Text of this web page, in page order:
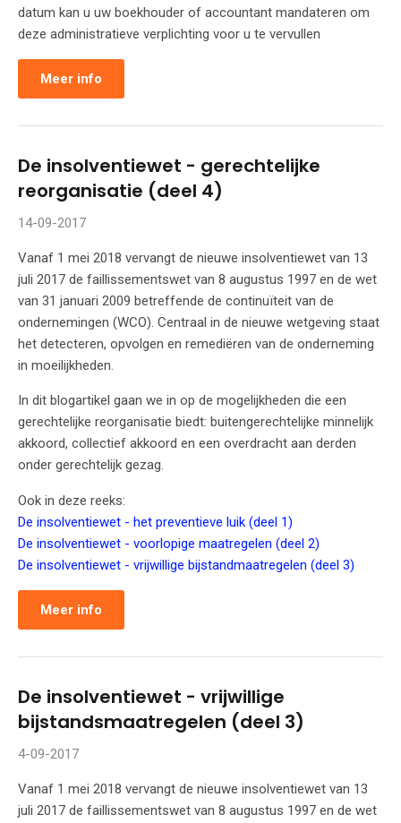
datum kan u uw boekhouder of accountant mandateren om
deze administratieve verplichting voor u te vervullen
Meer info
De insolventiewet - gerechtelijke
reorganisatie (deel 4)
14-09-2017
Vanaf 1 mei 2018 vervangt de nieuwe insolventiewet van 13
juli 2017 de faillissementswet van 8 augustus 1997 en de wet
van 31 januari 2009 betreffende de continuïteit van de
ondernemingen (WCO). Centraal in de nieuwe wetgeving staat
het detecteren, opvolgen en remediëren van de onderneming
in moeilijkheden.
In dit blogartikel gaan we in op de mogelijkheden die een
gerechtelijke reorganisatie biedt: buitengerechtelijke minnelijk
akkoord, collectief akkoord en een overdracht aan derden
onder gerechtelijk gezag.
Ook in deze reeks:
De insolventiewet - het preventieve luik (deel 1)
De insolventiewet - voorlopige maatregelen (deel 2)
De insolventiewet - vrijwillige bijstandmaatregelen (deel 3)
Meer info
De insolventiewet - vrijwillige
bijstandsmaatregelen (deel 3)
4-09-2017
Vanaf 1 mei 2018 vervangt de nieuwe insolventiewet van 13
juli 2017 de faillissementswet van 8 augustus 1997 en de wet